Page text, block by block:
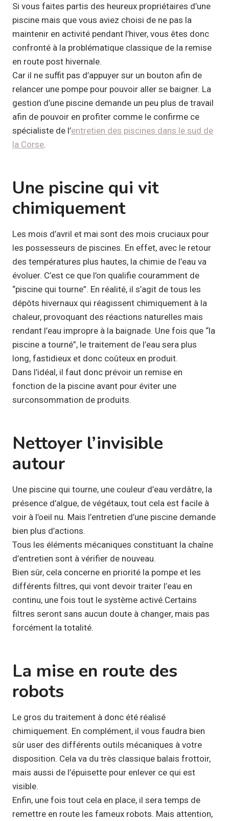
Si vous faites partis des heureux propriétaires d’une
piscine mais que vous aviez choisi de ne pas la
maintenir en activité pendant l’hiver, vous êtes donc
confronté à la problématique classique de la remise
en route post hivernale.
Car il ne suffit pas d’appuyer sur un bouton afin de
relancer une pompe pour pouvoir aller se baigner. La
gestion d’une piscine demande un peu plus de travail
afin de pouvoir en profiter comme le confirme ce
spécialiste de l’entretien des piscines dans le sud de
la Corse.
Une piscine qui vit
chimiquement
Les mois d’avril et mai sont des mois cruciaux pour
les possesseurs de piscines. En effet, avec le retour
des températures plus hautes, la chimie de l’eau va
évoluer. C’est ce que l’on qualifie couramment de
“piscine qui tourne”. En réalité, il s’agit de tous les
dépôts hivernaux qui réagissent chimiquement à la
chaleur, provoquant des réactions naturelles mais
rendant l’eau impropre à la baignade. Une fois que “la
piscine a tourné”, le traitement de l’eau sera plus
long, fastidieux et donc coûteux en produit.
Dans l’idéal, il faut donc prévoir un remise en
fonction de la piscine avant pour éviter une
surconsommation de produits.
Nettoyer l’invisible
autour
Une piscine qui tourne, une couleur d’eau verdâtre, la
présence d’algue, de végétaux, tout cela est facile à
voir à l’oeil nu. Mais l’entretien d’une piscine demande
bien plus d’actions.
Tous les éléments mécaniques constituant la chaîne
d’entretien sont à vérifier de nouveau.
Bien sûr, cela concerne en priorité la pompe et les
différents filtres, qui vont devoir traiter l’eau en
continu, une fois tout le système activé.Certains
filtres seront sans aucun doute à changer, mais pas
forcément la totalité.
La mise en route des
robots
Le gros du traitement à donc été réalisé
chimiquement. En complément, il vous faudra bien
sûr user des différents outils mécaniques à votre
disposition. Cela va du très classique balais frottoir,
mais aussi de l’épuisette pour enlever ce qui est
visible.
Enfin, une fois tout cela en place, il sera temps de
remettre en route les fameux robots. Mais attention,